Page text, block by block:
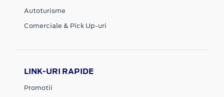
Autoturisme
Comerciale & Pick Up-uri
LINK-URI RAPIDE
Promotii